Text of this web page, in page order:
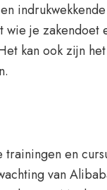
wie je
kan ook zijn
en
van